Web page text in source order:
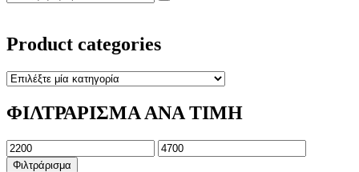
Product categories
ΦΙΛΤΡΑΡΙΣΜΑ ΑΝΑ ΤΙΜΗ
Ελάχιστη
τιμή
Μέγιστη
τιμή
Φιλτράρισμα